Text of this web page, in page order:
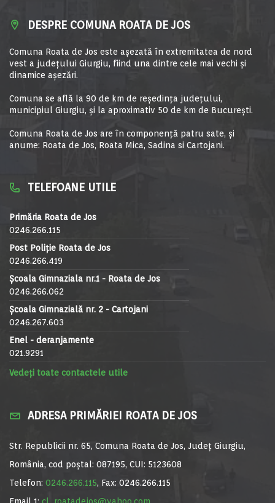
DESPRE COMUNA ROATA DE JOS
Comuna Roata de Jos este aşezată în extremitatea de nord
vest a judeţului Giurgiu, fiind una dintre cele mai vechi şi
dinamice aşezări.
Comuna se află la 90 de km de reşedinţa judeţului,
municipiul Giurgiu, şi la aproximativ 50 de km de Bucureşti.
Comuna Roata de Jos are în componență patru sate, și
anume: Roata de Jos, Roata Mica, Sadina si Cartojani.
TELEFOANE UTILE
Primăria Roata de Jos
0246.266.115
Post Poliție Roata de Jos
0246.266.419
Școala Gimnaziala nr.1 - Roata de Jos
0246.266.062
Școala Gimnazială nr. 2 - Cartojani
0246.267.603
Enel - deranjamente
021.9291
Vedeți toate contactele utile
ADRESA PRIMĂRIEI ROATA DE JOS
Str. Republicii nr. 65, Comuna Roata de Jos, Județ Giurgiu,
România, cod poștal: 087195, CUI: 5123608
Telefon: 0246.266.115, Fax: 0246.266.115
Email 1: cl_roatadejos@yahoo.com